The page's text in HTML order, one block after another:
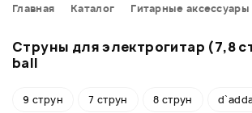
Главная Каталог Гитарные аксессуары
Струны для электрогитар (7,8
ball
9 струн 7 струн 8 струн